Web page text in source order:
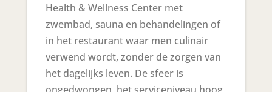
Health & Wellness Center met
zwembad, sauna en behandelingen of
in het restaurant waar men culinair
verwend wordt, zonder de zorgen van
het dagelijks leven. De sfeer is